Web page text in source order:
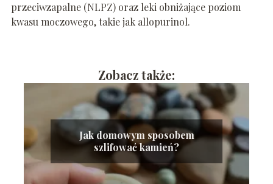
przeciwzapalne (NLPZ) oraz leki obniżające poziom
kwasu moczowego, takie jak allopurinol.
Zobacz także:
Jak domowym sposobem
szlifować kamień?